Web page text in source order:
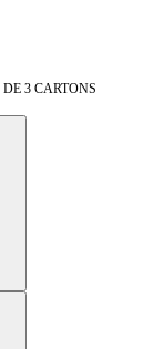
3 CARTONS